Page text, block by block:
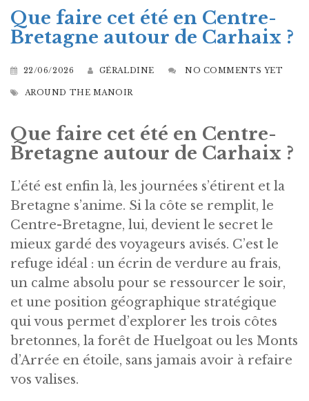
Que faire cet été en Centre-
Bretagne autour de Carhaix ?
22/06/2026 GÉRALDINE NO COMMENTS YET
AROUND THE MANOIR
Que faire cet été en Centre-
Bretagne autour de Carhaix ?
L’été est enfin là, les journées s’étirent et la
Bretagne s’anime. Si la côte se remplit, le
Centre-Bretagne, lui, devient le secret le
mieux gardé des voyageurs avisés. C’est le
refuge idéal : un écrin de verdure au frais,
un calme absolu pour se ressourcer le soir,
et une position géographique stratégique
qui vous permet d’explorer les trois côtes
bretonnes, la forêt de Huelgoat ou les Monts
d’Arrée en étoile, sans jamais avoir à refaire
vos valises.